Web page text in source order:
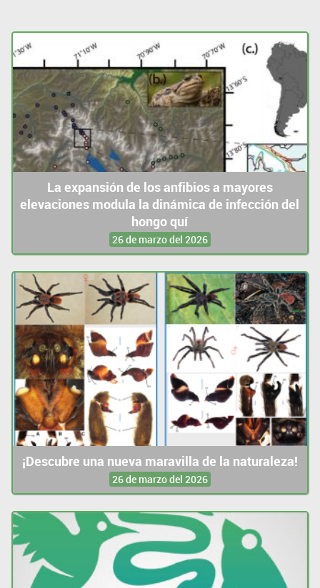
La expansión de los anfibios a mayores
elevaciones modula la dinámica de infección del
hongo quí
26 de marzo del 2026
¡Descubre una nueva maravilla de la naturaleza!
26 de marzo del 2026